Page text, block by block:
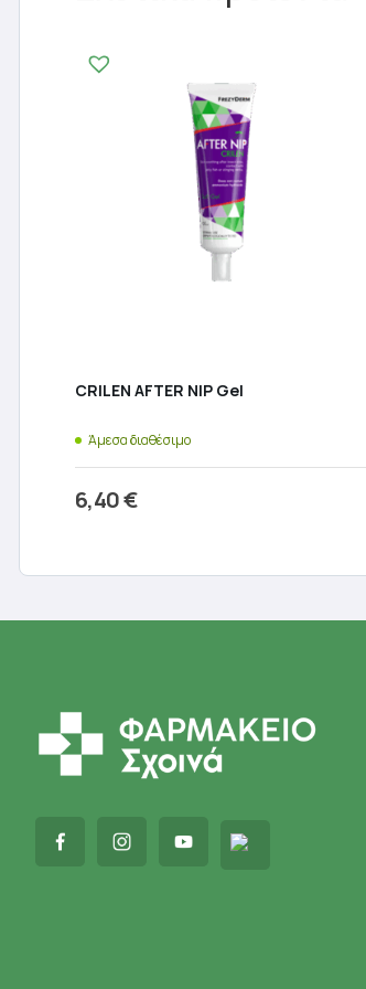
CRILEN AFTER NIP Gel
Άμεσα διαθέσιμο
6,40€